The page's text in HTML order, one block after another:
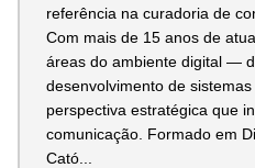
referência na curadoria de
Com mais de 15 anos de
áreas do ambiente digital —
desenvolvimento de
perspectiva estratégica que
comunicação. Formado em
Cató...